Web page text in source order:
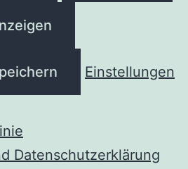
Einstellungen
Datenschutzerklärung